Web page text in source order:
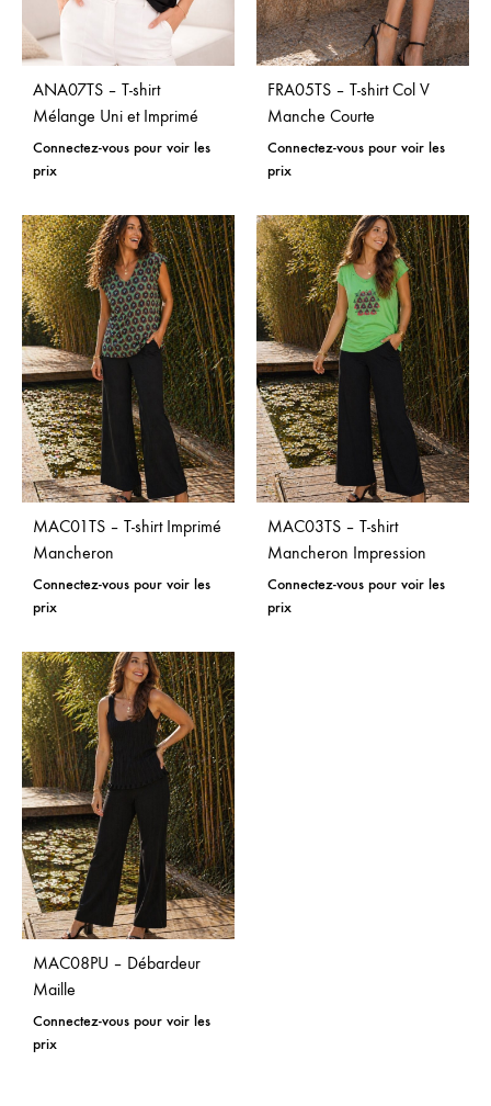
ANA07TS – T-shirt
Mélange Uni et Imprimé
Connectez-vous pour voir les
prix
FRA05TS – T-shirt Col V
Manche Courte
Connectez-vous pour voir les
prix
MAC01TS – T-shirt Imprimé
Mancheron
Connectez-vous pour voir les
prix
MAC03TS – T-shirt
Mancheron Impression
Connectez-vous pour voir les
prix
MAC08PU – Débardeur
Maille
Connectez-vous pour voir les
prix